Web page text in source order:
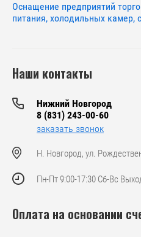
Оснащение предприятий
питания, холодильных камер,
Наши контакты
Нижний Новгород
8 (831) 243-00-60
заказать звонок
Н. Новгород, ул.
Пн-Пт 9:00-17:30 Сб-Вс
Оплата на основании